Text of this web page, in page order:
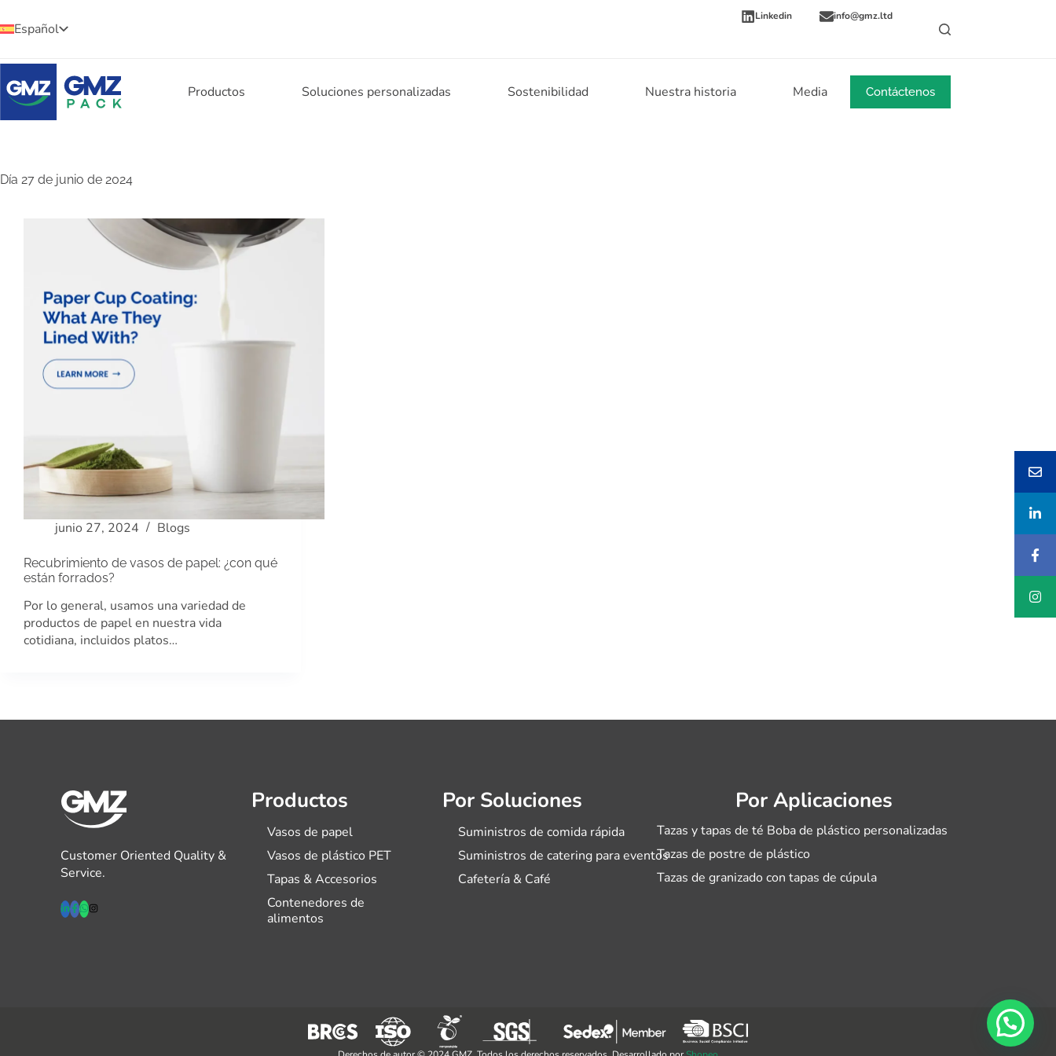
Español
Linkedin info@gmz.ltd
Productos Soluciones personalizadas Sostenibilidad Nuestra historia Media Noticias
Contáctenos
Día 27 de junio de 2024
junio 27, 2024 Blogs
Recubrimiento de vasos de papel: ¿con qué
están forrados?
Por lo general, usamos una variedad de
productos de papel en nuestra vida
cotidiana, incluidos platos…
Customer Oriented Quality &
Service.
Productos
Vasos de papel
Vasos de plástico PET
Tapas & Accesorios
Contenedores de
alimentos
Por Soluciones
Suministros de comida rápida
Suministros de catering para eventos
Cafetería & Café
Por Aplicaciones
Tazas y tapas de té Boba de plástico personalizadas
Tazas de postre de plástico
Tazas de granizado con tapas de cúpula